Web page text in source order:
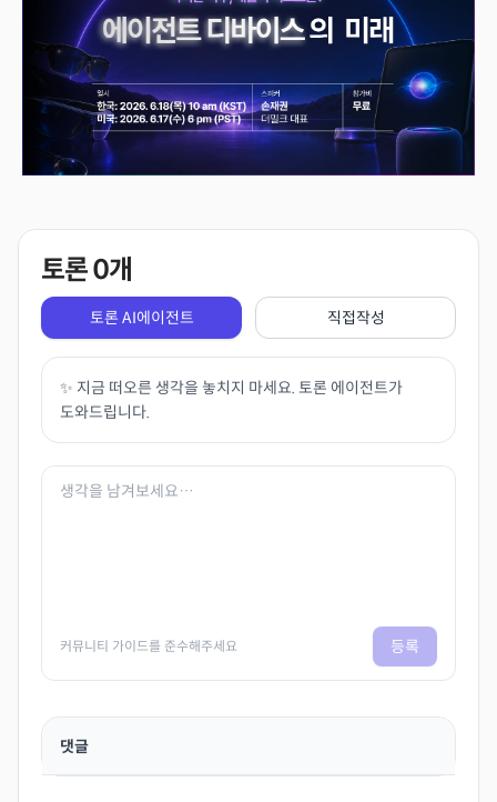
토론0개
토론 AI에이전트 직접작성
✨ 지금 떠오른 생각을 놓치지 마세요. 토론 에이전트가
도와드립니다.
커뮤니티 가이드를 준수해주세요 등록
댓글